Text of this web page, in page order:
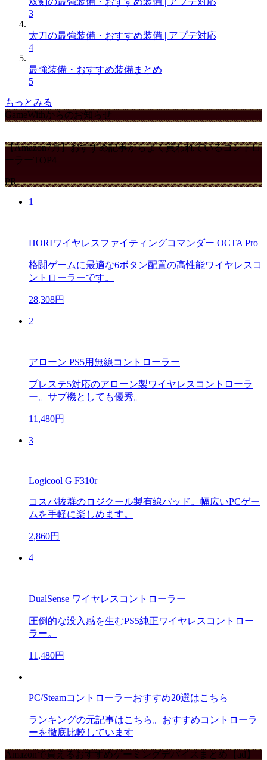
3
太刀の最強装備・おすすめ装備 | アプデ対応
4
最強装備・おすすめ装備まとめ
5
もっとみる
GameWithからのお知らせ
【Amazon7月】おすすめ記事からよく買われているコントロ
ーラーTOP4
PR
1
HORIワイヤレスファイティングコマンダー OCTA Pro
格闘ゲームに最適な6ボタン配置の高性能ワイヤレスコ
ントローラーです。
28,308円
2
アローン PS5用無線コントローラー
プレステ5対応のアローン製ワイヤレスコントローラ
ー。サブ機としても優秀。
11,480円
3
Logicool G F310r
コスパ抜群のロジクール製有線パッド。幅広いPCゲー
ムを手軽に楽しめます。
2,860円
4
DualSense ワイヤレスコントローラー
圧倒的な没入感を生むPS5純正ワイヤレスコントロー
ラー。
11,480円
PC/Steamコントローラーおすすめ20選はこちら
ランキングの元記事はこちら。おすすめコントローラ
ーを徹底比較しています
Amazonで買えるおすすめゲーミングデバイスまとめ【ad】